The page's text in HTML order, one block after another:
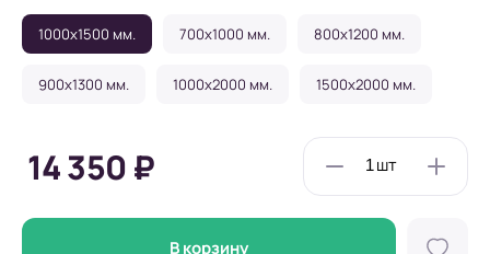
1000x1500 мм. 700x1000 мм. 800x1200 мм.
900x1300 мм. 1000x2000 мм. 1500x2000 мм.
14 350 ₽
В корзину